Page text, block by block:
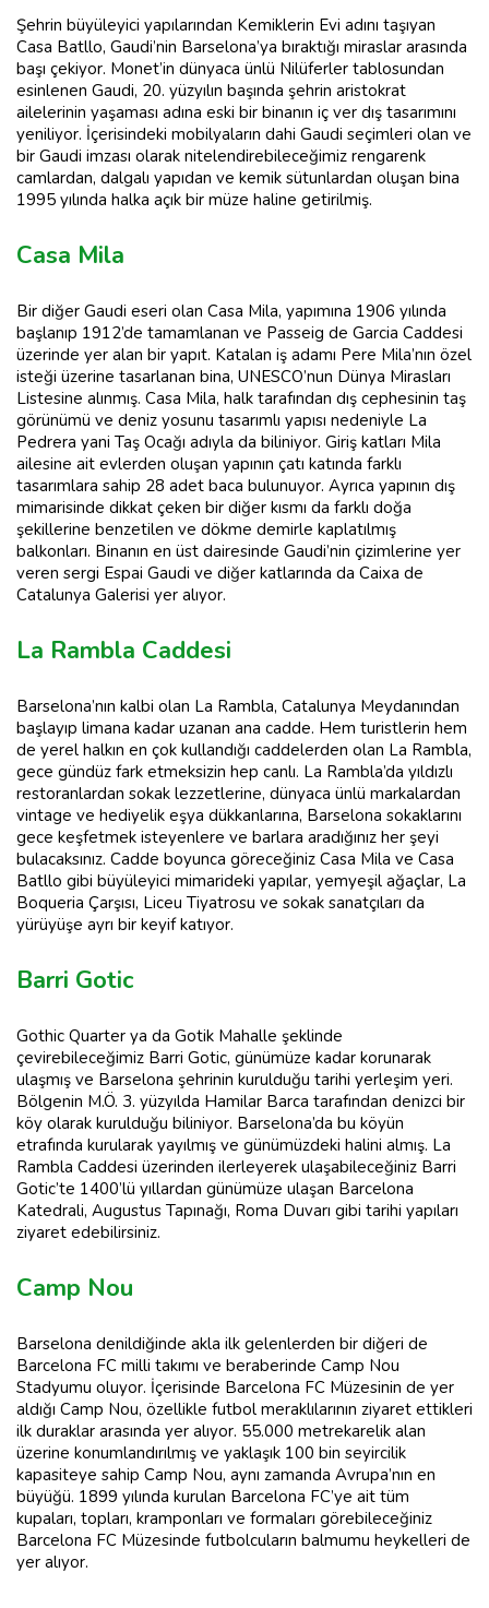
Şehrin büyüleyici yapılarından Kemiklerin Evi adını taşıyan
Casa Batllo, Gaudi’nin Barselona’ya bıraktığı miraslar arasında
başı çekiyor. Monet’in dünyaca ünlü Nilüferler tablosundan
esinlenen Gaudi, 20. yüzyılın başında şehrin aristokrat
ailelerinin yaşaması adına eski bir binanın iç ver dış tasarımını
yeniliyor. İçerisindeki mobilyaların dahi Gaudi seçimleri olan ve
bir Gaudi imzası olarak nitelendirebileceğimiz rengarenk
camlardan, dalgalı yapıdan ve kemik sütunlardan oluşan bina
1995 yılında halka açık bir müze haline getirilmiş.
Casa Mila
Bir diğer Gaudi eseri olan Casa Mila, yapımına 1906 yılında
başlanıp 1912’de tamamlanan ve Passeig de Garcia Caddesi
üzerinde yer alan bir yapıt. Katalan iş adamı Pere Mila’nın özel
isteği üzerine tasarlanan bina, UNESCO’nun Dünya Mirasları
Listesine alınmış. Casa Mila, halk tarafından dış cephesinin taş
görünümü ve deniz yosunu tasarımlı yapısı nedeniyle La
Pedrera yani Taş Ocağı adıyla da biliniyor. Giriş katları Mila
ailesine ait evlerden oluşan yapının çatı katında farklı
tasarımlara sahip 28 adet baca bulunuyor. Ayrıca yapının dış
mimarisinde dikkat çeken bir diğer kısmı da farklı doğa
şekillerine benzetilen ve dökme demirle kaplatılmış
balkonları. Binanın en üst dairesinde Gaudi’nin çizimlerine yer
veren sergi Espai Gaudi ve diğer katlarında da Caixa de
Catalunya Galerisi yer alıyor.
La Rambla Caddesi
Barselona’nın kalbi olan La Rambla, Catalunya Meydanından
başlayıp limana kadar uzanan ana cadde. Hem turistlerin hem
de yerel halkın en çok kullandığı caddelerden olan La Rambla,
gece gündüz fark etmeksizin hep canlı. La Rambla’da yıldızlı
restoranlardan sokak lezzetlerine, dünyaca ünlü markalardan
vintage ve hediyelik eşya dükkanlarına, Barselona sokaklarını
gece keşfetmek isteyenlere ve barlara aradığınız her şeyi
bulacaksınız. Cadde boyunca göreceğiniz Casa Mila ve Casa
Batllo gibi büyüleyici mimarideki yapılar, yemyeşil ağaçlar, La
Boqueria Çarşısı, Liceu Tiyatrosu ve sokak sanatçıları da
yürüyüşe ayrı bir keyif katıyor.
Barri Gotic
Gothic Quarter ya da Gotik Mahalle şeklinde
çevirebileceğimiz Barri Gotic, günümüze kadar korunarak
ulaşmış ve Barselona şehrinin kurulduğu tarihi yerleşim yeri.
Bölgenin M.Ö. 3. yüzyılda Hamilar Barca tarafından denizci bir
köy olarak kurulduğu biliniyor. Barselona’da bu köyün
etrafında kurularak yayılmış ve günümüzdeki halini almış. La
Rambla Caddesi üzerinden ilerleyerek ulaşabileceğiniz Barri
Gotic’te 1400’lü yıllardan günümüze ulaşan Barcelona
Katedrali, Augustus Tapınağı, Roma Duvarı gibi tarihi yapıları
ziyaret edebilirsiniz.
Camp Nou
Barselona denildiğinde akla ilk gelenlerden bir diğeri de
Barcelona FC milli takımı ve beraberinde Camp Nou
Stadyumu oluyor. İçerisinde Barcelona FC Müzesinin de yer
aldığı Camp Nou, özellikle futbol meraklılarının ziyaret ettikleri
ilk duraklar arasında yer alıyor. 55.000 metrekarelik alan
üzerine konumlandırılmış ve yaklaşık 100 bin seyircilik
kapasiteye sahip Camp Nou, aynı zamanda Avrupa’nın en
büyüğü. 1899 yılında kurulan Barcelona FC’ye ait tüm
kupaları, topları, kramponları ve formaları görebileceğiniz
Barcelona FC Müzesinde futbolcuların balmumu heykelleri de
yer alıyor.